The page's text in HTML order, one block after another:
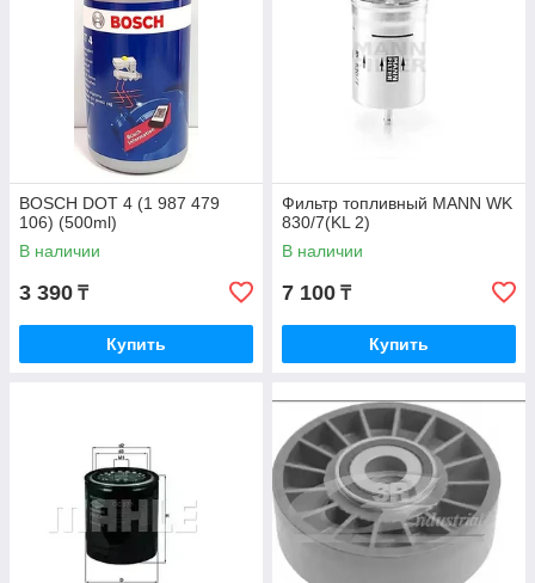
BOSCH DOT 4 (1 987 479
106) (500ml)
В наличии
3 390 ₸
Купить
Фильтр топливный MANN WK
830/7(KL 2)
В наличии
7 100 ₸
Купить